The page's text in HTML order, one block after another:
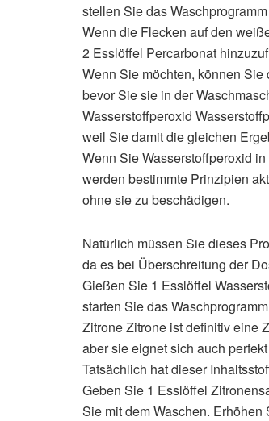
stellen Sie das
Wenn die Flecken auf den
2 Esslöffel Percarbonat
Wenn Sie möchten, können
bevor Sie sie in der
Wasserstoffperoxid
weil Sie damit die gleichen
Wenn Sie Wasserstoffperoxid
werden bestimmte Prinzipien
ohne sie zu beschädigen.
Natürlich müssen Sie dieses
da es bei Überschreitung der
Gießen Sie 1 Esslöffel
starten Sie das
Zitrone Zitrone ist definitiv eine
aber sie eignet sich auch
Tatsächlich hat dieser
Geben Sie 1 Esslöffel
Sie mit dem Waschen.